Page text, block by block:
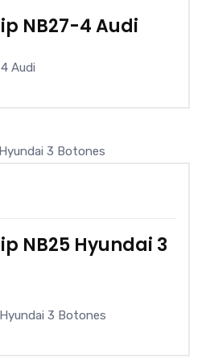
NB27-4 Audi
Audi
NB25 Hyundai 3
3 Botones